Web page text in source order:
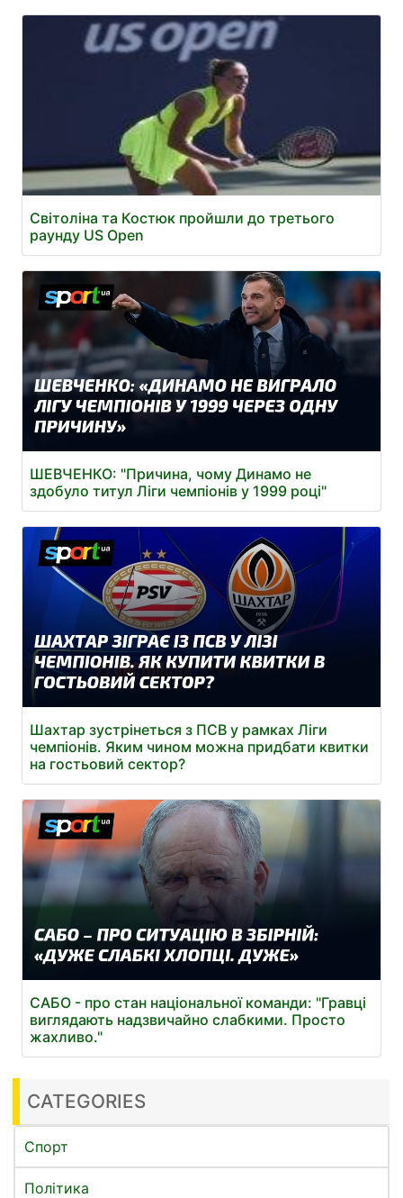
Світоліна та Костюк пройшли до третього
раунду US Open
ШЕВЧЕНКО: "Причина, чому Динамо не
здобуло титул Ліги чемпіонів у 1999 році"
Шахтар зустрінеться з ПСВ у рамках Ліги
чемпіонів. Яким чином можна придбати квитки
на гостьовий сектор?
САБО - про стан національної команди: "Гравці
виглядають надзвичайно слабкими. Просто
жахливо."
CATEGORIES
Спорт
Політика